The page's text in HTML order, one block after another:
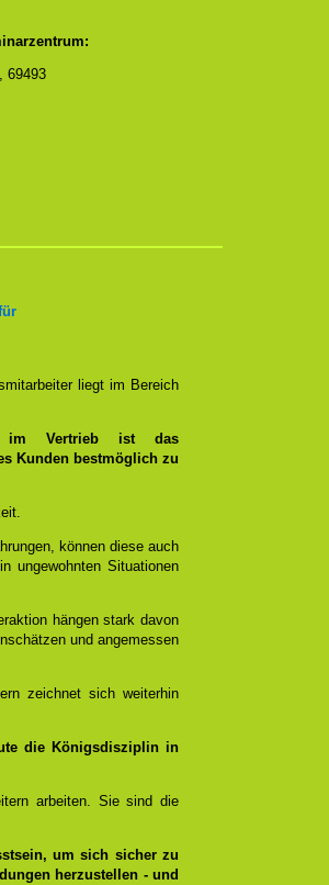
69493
liegt im Bereich
im Vertrieb ist das
Kunden bestmöglich zu
können diese auch
ungewohnten Situationen
hängen stark davon
und angemessen
zeichnet sich weiterhin
die Königsdisziplin in
arbeiten. Sie sind die
um sich sicher zu
herzustellen - und